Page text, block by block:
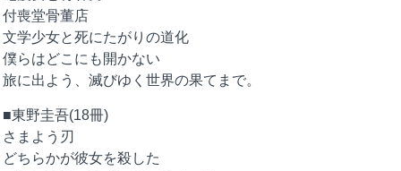
付喪堂骨董店
文学少女と死にたがりの道化
僕らはどこにも開かない
旅に出よう、滅びゆく世界の果てまで。
■東野圭吾(18冊)
さまよう刃
どちらかが彼女を殺した